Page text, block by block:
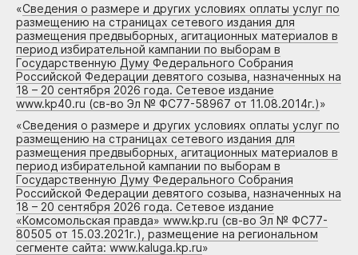
«Сведения о размере и других условиях оплаты услуг по
размещению на страницах сетевого издания для
размещения предвыборных, агитационных материалов в
период избирательной кампании по выборам в
Государственную Думу Федерального Собрания
Российской Федерации девятого созыва, назначенных на
18 – 20 сентября 2026 года. Сетевое издание
www.kp40.ru (св-во Эл № ФС77-58967 от 11.08.2014г.)»
«Сведения о размере и других условиях оплаты услуг по
размещению на страницах сетевого издания для
размещения предвыборных, агитационных материалов в
период избирательной кампании по выборам в
Государственную Думу Федерального Собрания
Российской Федерации девятого созыва, назначенных на
18 – 20 сентября 2026 года. Сетевое издание
«Комсомольская правда» www.kp.ru (св-во Эл № ФС77-
80505 от 15.03.2021г.), размещение на региональном
сегменте сайта: www.kaluga.kp.ru»